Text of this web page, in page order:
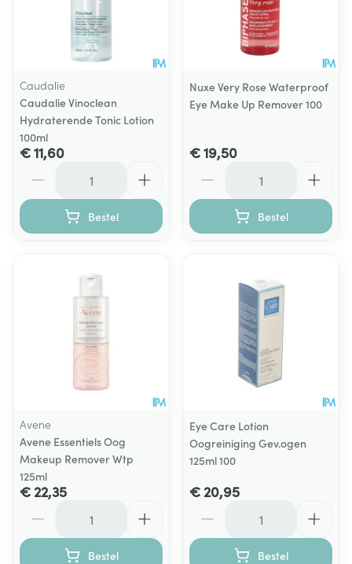
Caudalie
Caudalie Vinoclean
Hydraterende Tonic Lotion
100ml
€ 11,60
Bestel
Nuxe Very Rose Waterproof
Eye Make Up Remover 100
€ 19,50
Bestel
Avene
Avene Essentiels Oog
Makeup Remover Wtp
125ml
€ 22,35
Bestel
Eye Care Lotion
Oogreiniging Gev.ogen
125ml 100
€ 20,95
Bestel